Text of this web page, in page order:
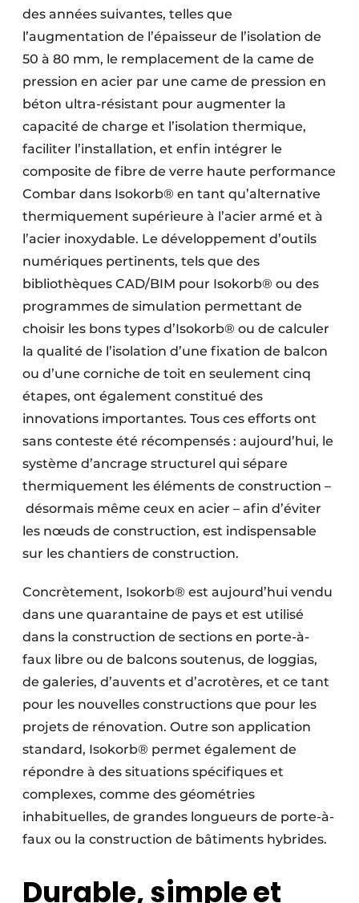
des années suivantes, telles que
l’augmentation de l’épaisseur de l’isolation de
50 à 80 mm, le remplacement de la came de
pression en acier par une came de pression en
béton ultra-résistant pour augmenter la
capacité de charge et l’isolation thermique,
faciliter l’installation, et enfin intégrer le
composite de fibre de verre haute performance
Combar dans Isokorb® en tant qu’alternative
thermiquement supérieure à l’acier armé et à
l’acier inoxydable. Le développement d’outils
numériques pertinents, tels que des
bibliothèques CAD/BIM pour Isokorb® ou des
programmes de simulation permettant de
choisir les bons types d’Isokorb® ou de calculer
la qualité de l’isolation d’une fixation de balcon
ou d’une corniche de toit en seulement cinq
étapes, ont également constitué des
innovations importantes. Tous ces efforts ont
sans conteste été récompensés : aujourd’hui, le
système d’ancrage structurel qui sépare
thermiquement les éléments de construction –
désormais même ceux en acier – afin d’éviter
les nœuds de construction, est indispensable
sur les chantiers de construction.
Concrètement, Isokorb® est aujourd’hui vendu
dans une quarantaine de pays et est utilisé
dans la construction de sections en porte-à-
faux libre ou de balcons soutenus, de loggias,
de galeries, d’auvents et d’acrotères, et ce tant
pour les nouvelles constructions que pour les
projets de rénovation. Outre son application
standard, Isokorb® permet également de
répondre à des situations spécifiques et
complexes, comme des géométries
inhabituelles, de grandes longueurs de porte-à-
faux ou la construction de bâtiments hybrides.
Durable, simple et